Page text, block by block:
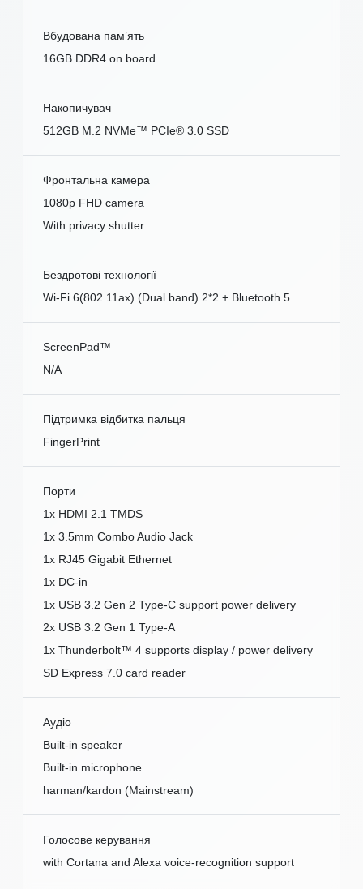
Вбудована пам’ять
16GB DDR4 on board
Накопичувач
512GB M.2 NVMe™ PCIe® 3.0 SSD
Фронтальна камера
1080p FHD camera
With privacy shutter
Бездротові технології
Wi-Fi 6(802.11ax) (Dual band) 2*2 + Bluetooth 5
ScreenPad™
N/A
Підтримка відбитка пальця
FingerPrint
Порти
1x HDMI 2.1 TMDS
1x 3.5mm Combo Audio Jack
1x RJ45 Gigabit Ethernet
1x DC-in
1x USB 3.2 Gen 2 Type-C support power delivery
2x USB 3.2 Gen 1 Type-A
1x Thunderbolt™ 4 supports display / power delivery
SD Express 7.0 card reader
Аудіо
Built-in speaker
Built-in microphone
harman/kardon (Mainstream)
Голосове керування
with Cortana and Alexa voice-recognition support